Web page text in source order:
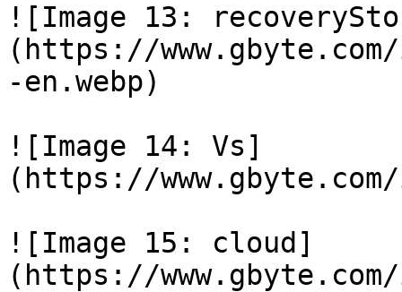
![Image 13:
(https://
-en.webp)
![Image 14: Vs]
(https://
![Image 15: cloud]
(https://